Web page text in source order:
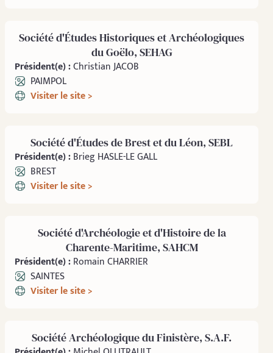
Société d'Études Historiques et Archéologiques
du Goëlo, SEHAG
Président(e) :Christian JACOB
PAIMPOL
Visiter le site >
Société d'Études de Brest et du Léon, SEBL
Président(e) :Brieg HASLE-LE GALL
BREST
Visiter le site >
Société d'Archéologie et d'Histoire de la
Charente-Maritime, SAHCM
Président(e) :Romain CHARRIER
SAINTES
Visiter le site >
Société Archéologique du Finistère, S.A.F.